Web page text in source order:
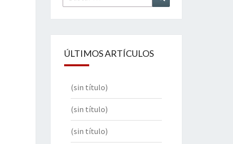
por:
ÚLTIMOS ARTÍCULOS
(sin título)
(sin título)
(sin título)